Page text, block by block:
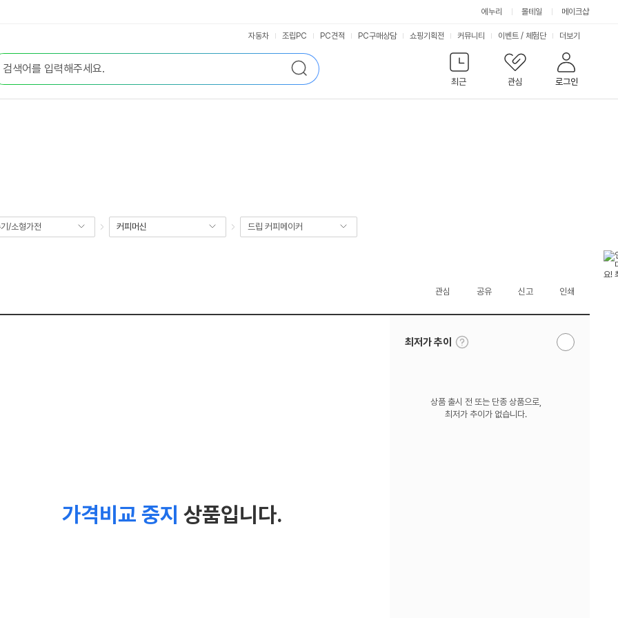
에누리 몰테일 메이크샵
검
색
최근
관심 로그인
자동차 조립PC PC견적 PC구매상담 쇼핑기획전 커뮤니티 이벤트 / 체험단 서
비
스
더보기
/소형가전 커피머신 드립 커피메이커
관심 공유 신고 인쇄
가격비교 중지 상품입니다.
최저가 추이
툴
팁
알
상품 출시 전 또는 단종 상품으로,
최저가 추이가 없습니다.